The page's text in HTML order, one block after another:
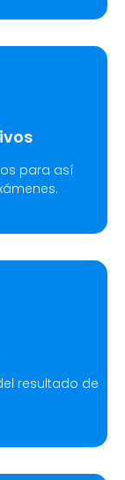
para así
resultado de